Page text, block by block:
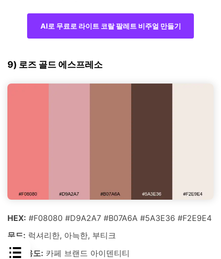
AI로 무료로 라이트 코랄 팔레트 비주얼 만들기
9) 로즈 골드 에스프레소
HEX: #F08080 #D9A2A7 #B07A6A #5A3E36 #F2E9E4
무드: 럭셔리한, 아늑한, 부티크
최적 용도: 카페 브랜드 아이덴티티